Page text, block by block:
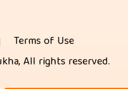
Terms of Use
All rights reserved.